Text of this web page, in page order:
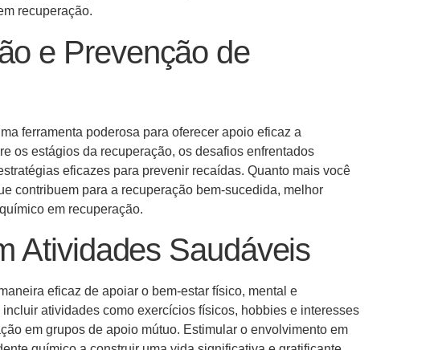
recuperação.
e Prevenção de
ferramenta poderosa para oferecer apoio eficaz a
os estágios da recuperação, os desafios enfrentados
eficazes para prevenir recaídas. Quanto mais você
contribuem para a recuperação bem-sucedida, melhor
em recuperação.
Atividades Saudáveis
eficaz de apoiar o bem-estar físico, mental e
atividades como exercícios físicos, hobbies e interesses
em grupos de apoio mútuo. Estimular o envolvimento em